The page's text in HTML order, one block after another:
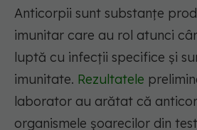
Anticorpii sunt substanțe
imunitar care au rol atunci
luptă cu infecții specifice și
imunitate. Rezultatele
laborator au arătat că
organismele șoarecilor din